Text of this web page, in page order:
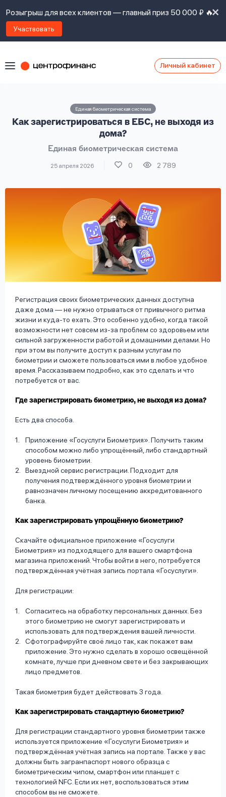
Розыгрыш для всех клиентов — главный приз 50 000 ₽ 🔥
Участвовать
Личный кабинет
Единая биометрическая система
Как зарегистрироваться в ЕБС, не выходя из
дома?
Единая биометрическая система
25 апреля 2026 0 2 789
Регистрация своих биометрических данных доступна
даже дома — не нужно отрываться от привычного ритма
жизни и куда-то ехать. Это особенно удобно, когда такой
возможности нет совсем из-за проблем со здоровьем или
сильной загруженности работой и домашними делами. Но
при этом вы получите доступ к разным услугам по
биометрии и сможете пользоваться ими в любое удобное
время. Рассказываем подробно, как это сделать и что
потребуется от вас.
Где зарегистрировать биометрию, не выходя из дома?
Есть два способа.
Приложение «Госуслуги Биометрия». Получить таким
способом можно либо упрощённый, либо стандартный
уровень биометрии.
Выездной сервис регистрации. Подходит для
получения подтверждённого уровня биометрии и
равнозначен личному посещению аккредитованного
банка.
Как зарегистрировать упрощённую биометрию?
Скачайте официальное приложение «Госуслуги
Биометрия» из подходящего для вашего смартфона
магазина приложений. Чтобы войти в него, потребуется
подтверждённая учётная запись портала «Госуслуги».
Для регистрации:
Согласитесь на обработку персональных данных. Без
этого биометрию не смогут зарегистрировать и
использовать для подтверждения вашей личности.
Сфотографируйте своё лицо так, как покажет вам
приложение. Это нужно сделать в хорошо освещённой
комнате, лучше при дневном свете и без закрывающих
лицо предметов.
Такая биометрия будет действовать 3 года.
Как зарегистрировать стандартную биометрию?
Для регистрации стандартного уровня биометрии также
используется приложение «Госуслуги Биометрия» и
подтверждённая учётная запись на портале. Также у вас
должны быть загранпаспорт нового образца с
биометрическим чипом, смартфон или планшет с
технологией NFC. Если их нет, воспользоваться этим
способом вы не сможете.
Оформить заявку
Наши
Ответы
вопросы
с
займов,
политикой